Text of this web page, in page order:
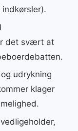
det svært at
udrykning
klager